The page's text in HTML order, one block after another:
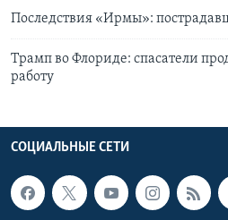
Последствия «Ирмы»:
Трамп во Флориде: спасатели
работу
СОЦИАЛЬНЫЕ СЕТИ